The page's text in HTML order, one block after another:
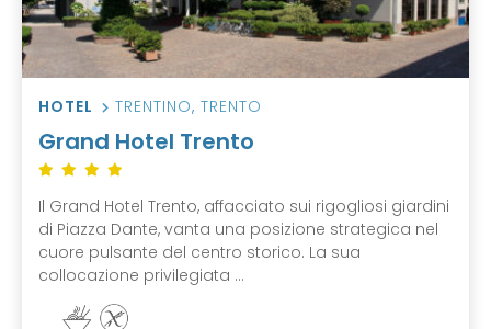
HOTEL TRENTINO, TRENTO
Grand Hotel Trento
Il Grand Hotel Trento, affacciato sui rigogliosi giardini
di Piazza Dante, vanta una posizione strategica nel
cuore pulsante del centro storico. La sua
collocazione privilegiata ...